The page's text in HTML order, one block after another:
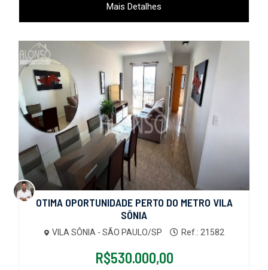
Mais Detalhes
OTIMA OPORTUNIDADE PERTO DO METRO VILA
SÔNIA
VILA SÔNIA - SÃO PAULO/SP Ref.: 21582
R$530.000,00